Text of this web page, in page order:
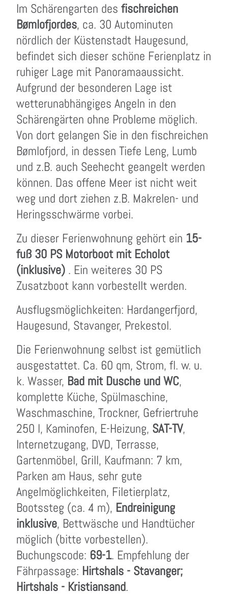
Im Schärengarten des fischreichen
Bømlofjordes, ca. 30 Autominuten
nördlich der Küstenstadt Haugesund,
befindet sich dieser schöne Ferienplatz in
ruhiger Lage mit Panoramaaussicht.
Aufgrund der besonderen Lage ist
wetterunabhängiges Angeln in den
Schärengärten ohne Probleme möglich.
Von dort gelangen Sie in den fischreichen
Bømlofjord, in dessen Tiefe Leng, Lumb
und z.B. auch Seehecht geangelt werden
können. Das offene Meer ist nicht weit
weg und dort ziehen z.B. Makrelen- und
Heringsschwärme vorbei.
Zu dieser Ferienwohnung gehört ein 15-
fuß 30 PS Motorboot mit Echolot
(inklusive) . Ein weiteres 30 PS
Zusatzboot kann vorbestellt werden.
Ausflugsmöglichkeiten: Hardangerfjord,
Haugesund, Stavanger, Prekestol.
Die Ferienwohnung selbst ist gemütlich
ausgestattet. Ca. 60 qm, Strom, fl. w. u.
k. Wasser, Bad mit Dusche und WC,
komplette Küche, Spülmaschine,
Waschmaschine, Trockner, Gefriertruhe
250 l, Kaminofen, E-Heizung, SAT-TV,
Internetzugang, DVD, Terrasse,
Gartenmöbel, Grill, Kaufmann: 7 km,
Parken am Haus, sehr gute
Angelmöglichkeiten, Filetierplatz,
Bootssteg (ca. 4 m), Endreinigung
inklusive, Bettwäsche und Handtücher
möglich (bitte vorbestellen).
Buchungscode: 69-1. Empfehlung der
Fährpassage: Hirtshals - Stavanger;
Hirtshals - Kristiansand.